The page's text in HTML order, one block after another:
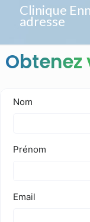
Clinique
adresse